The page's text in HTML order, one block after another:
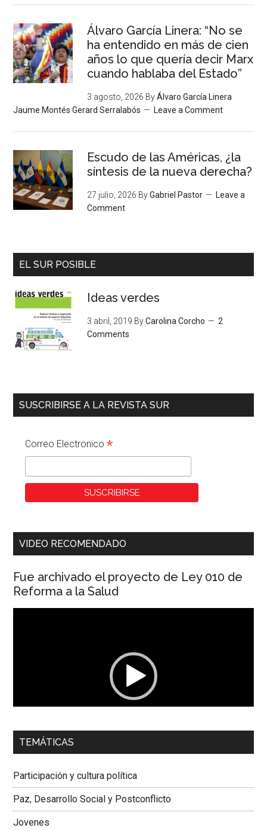
Álvaro García Linera: “No se
ha entendido en más de cien
años lo que quería decir Marx
cuando hablaba del Estado”
3 agosto, 2026 ByÁlvaro García Linera
Jaume Montés Gerard Serralabós
Leave a Comment
Escudo de las Américas, ¿la
síntesis de la nueva derecha?
27 julio, 2026 ByGabriel Pastor
Leave a
Comment
EL SUR POSIBLE
Ideas verdes
3 abril, 2019 ByCarolina Corcho
2
Comments
SUSCRIBIRSE A LA REVISTA SUR
Correo Electronico*
VIDEO RECOMENDADO
Fue archivado el proyecto de Ley 010 de
Reforma a la Salud
00:00 01:04
Dra. Carolina Corcho Mejía,Presidenta Corporación
Colombiana
TEMÁTICAS
Participación y cultura política
Paz, Desarrollo Social y Postconflicto
Jovenes